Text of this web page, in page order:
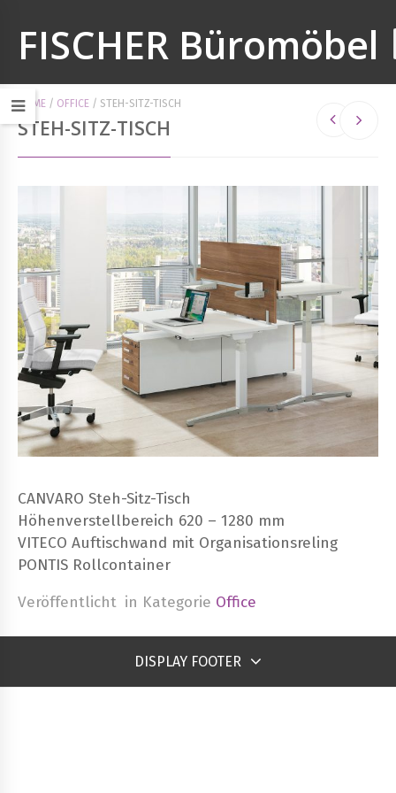
FISCHER Büromöbel
HOME / OFFICE / STEH-SITZ-TISCH
STEH-SITZ-TISCH
CANVARO Steh-Sitz-Tisch
Höhenverstellbereich 620 – 1280 mm
VITECO Auftischwand mit Organisationsreling
PONTIS Rollcontainer
Veröffentlicht in Kategorie Office
DISPLAY FOOTER